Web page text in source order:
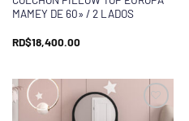
MAMEY DE 60» / 2 LADOS
RD$18,400.00